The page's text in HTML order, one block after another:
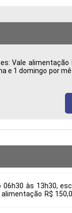
Vale alimentação
e 1 domingo por
06h30 às 13h30,
R$